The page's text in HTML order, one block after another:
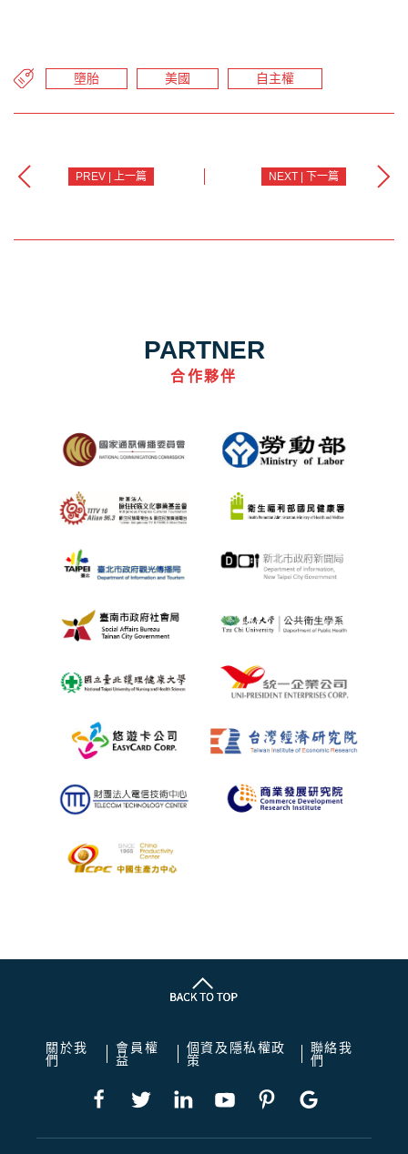
墮胎 美國 自主權
PREV | 上一篇 NEXT | 下一篇
PARTNER
合作夥伴
關於我
們
會員權
益
個資及隱私權政
策
聯絡我
們